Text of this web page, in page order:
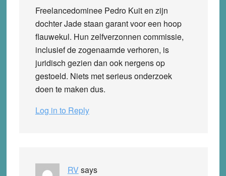
Freelancedominee Pedro Kuit en zijn
dochter Jade staan garant voor een hoop
flauwekul. Hun zelfverzonnen commissie,
inclusief de zogenaamde verhoren, is
juridisch gezien dan ook nergens op
gestoeld. Niets met serieus onderzoek
doen te maken dus.
Log in to Reply
RV says